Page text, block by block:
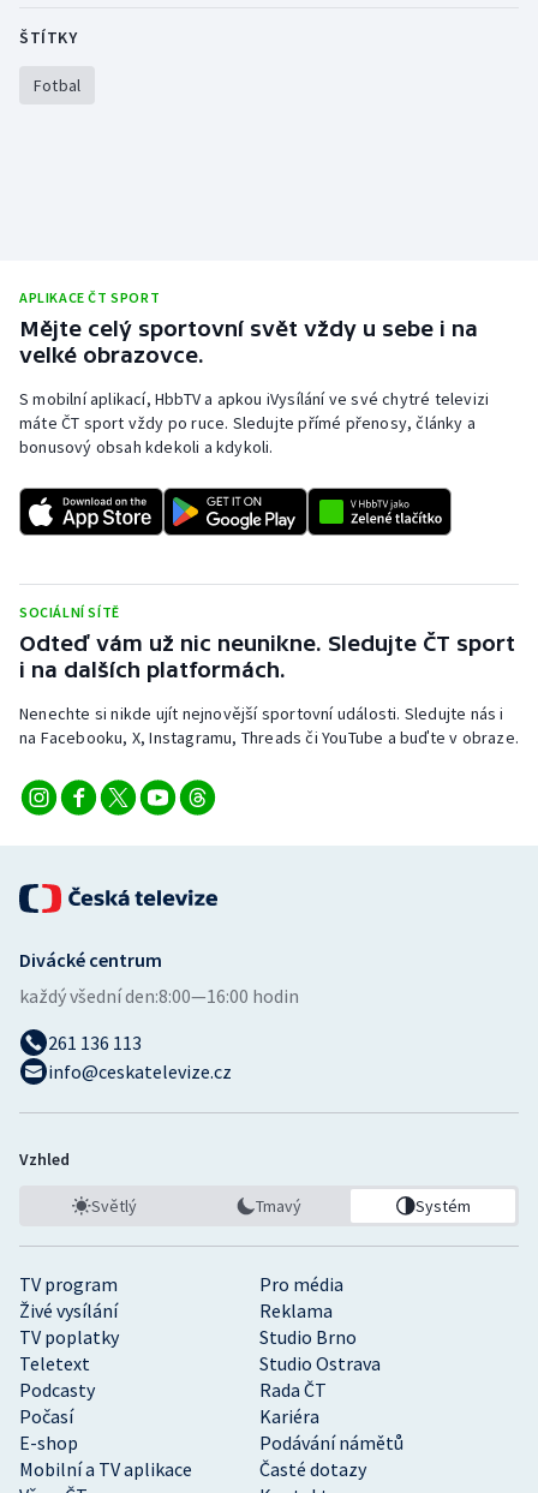
ŠTÍTKY
Fotbal
APLIKACE ČT SPORT
Mějte celý sportovní svět vždy u sebe i na
velké obrazovce.
S mobilní aplikací, HbbTV a apkou iVysílání ve své chytré televizi
máte ČT sport vždy po ruce. Sledujte přímé přenosy, články a
bonusový obsah kdekoli a kdykoli.
SOCIÁLNÍ SÍTĚ
Odteď vám už nic neunikne. Sledujte ČT sport
i na dalších platformách.
Nenechte si nikde ujít nejnovější sportovní události. Sledujte nás i
na Facebooku, X, Instagramu, Threads či YouTube a buďte v obraze.
TV program
Pro média
Živé vysílání
Reklama
TV poplatky
Studio Brno
Teletext
Studio Ostrava
Podcasty
Rada ČT
Počasí
Kariéra
E-shop
Podávání námětů
Mobilní a TV aplikace
Časté dotazy
Divácké centrum
každý všední den:8:00—16:00 hodin
261 136 113
info@ceskatelevize.cz
Vzhled
Světlý Tmavý Systém